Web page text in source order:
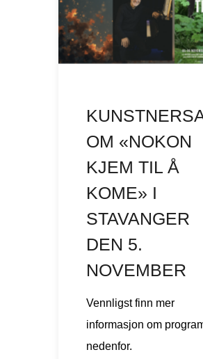
OM «NOKON
KJEM TIL Å
KOME» I
STAVANGER
DEN 5.
NOVEMBER
Vennligst finn mer
informasjon om
nedenfor.